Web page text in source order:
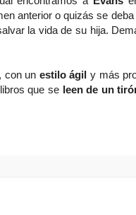
anterior o quizás se
la vida de su hija.
con un estilo ágil y más
que se leen de un